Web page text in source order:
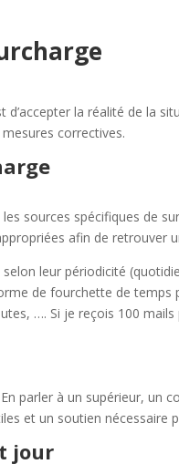
la réalité de la
correctives.
sources spécifiques de
afin de retrouver
leur périodicité
de fourchette de temps
…. Si je reçois 100
parler à un supérieur, un
et un soutien nécessaire
jour